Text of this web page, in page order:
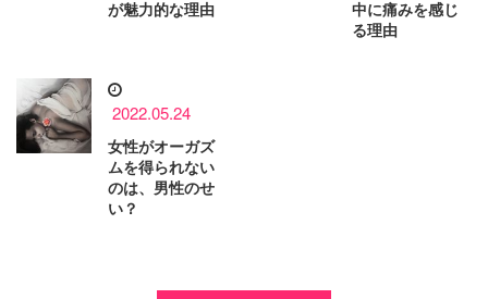
が魅力的な理由
中に痛みを感じ
る理由
2022.05.24
女性がオーガズ
ムを得られない
のは、男性のせ
い？